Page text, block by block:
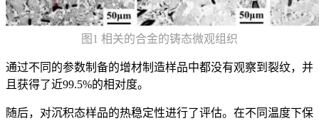
图1 相关的合金的铸态微观组织
通过不同的参数制备的增材制造样品中都没有观察到裂纹，并
且获得了近99.5%的相对度。
随后，对沉积态样品的热稳定性进行了评估。在不同温度下保